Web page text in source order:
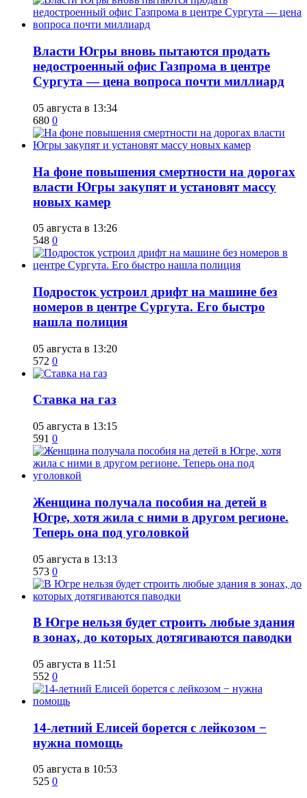
Власти Югры вновь пытаются продать
недостроенный офис Газпрома в центре
Сургута — цена вопроса почти миллиард
05 августа в 13:34
680 0
На фоне повышения смертности на дорогах
власти Югры закупят и установят массу
новых камер
05 августа в 13:26
548 0
Подросток устроил дрифт на машине без
номеров в центре Сургута. Его быстро
нашла полиция
05 августа в 13:20
572 0
Ставка на газ
05 августа в 13:15
591 0
Женщина получала пособия на детей в
Югре, хотя жила с ними в другом регионе.
Теперь она под уголовкой
05 августа в 13:13
573 0
В Югре нельзя будет строить любые здания
в зонах, до которых дотягиваются паводки
05 августа в 11:51
552 0
14-летний Елисей борется с лейкозом −
нужна помощь
05 августа в 10:53
525 0